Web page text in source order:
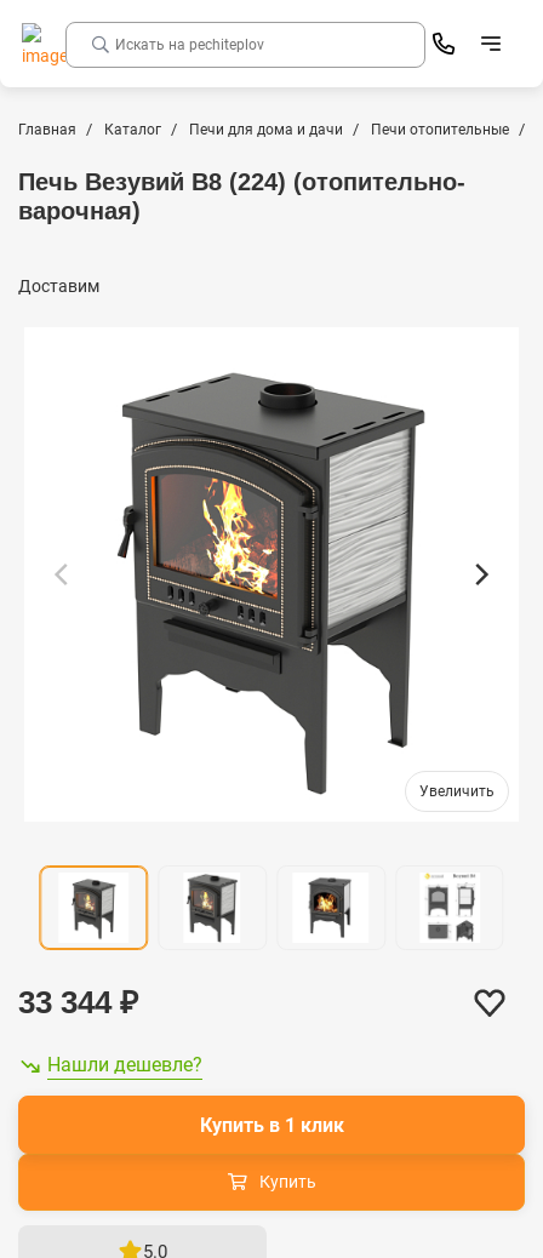
Главная Каталог Печи для дома и дачи Печи отопительные
Печь Везувий В8 (224) (отопительно-
варочная)
Доставим
33 344 ₽
Нашли дешевле?
Купить
Купить в 1 клик
5.0